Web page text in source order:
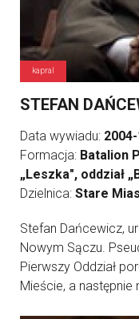
kapral
STEFAN
Data wywiadu:
Formacja: Batalion
„Leszka", oddział
Dzielnica: Stare
Stefan Dańcewicz, ur
Nowym Sączu.
Pierwszy Oddział
Mieście, a następnie